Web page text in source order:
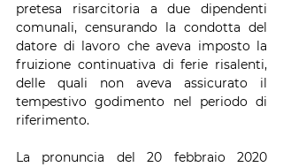
pretesa risarcitoria a due dipendenti
comunali, censurando la condotta del
datore di lavoro che aveva imposto la
fruizione continuativa di ferie risalenti,
delle quali non aveva assicurato il
tempestivo godimento nel periodo di
riferimento.
La pronuncia del 20 febbraio 2020